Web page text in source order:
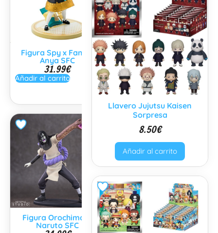
Figura Spy x Family
Anya SFC
31.99€
Añadir al carrito
Figura Tokyo Ghoul
Kaneki Ken SFC
41.99€
Añadir al carrito
Figura Orochimaru
Naruto SFC
Figura Death Note L
SFC
Llavero Jujutsu Kaisen
Sorpresa
8.50€
Añadir al carrito